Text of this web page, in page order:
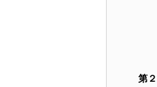
(
(
(
(
第